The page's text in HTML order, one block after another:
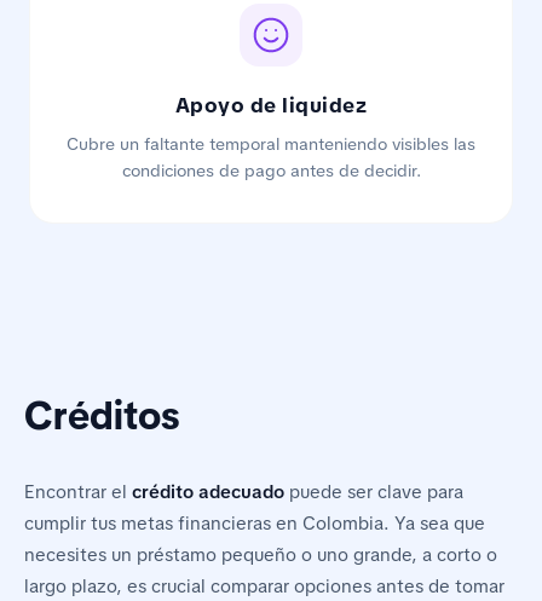
Apoyo de liquidez
Cubre un faltante temporal manteniendo visibles las
condiciones de pago antes de decidir.
Créditos
Encontrar el crédito adecuado puede ser clave para
cumplir tus metas financieras en Colombia. Ya sea que
necesites un préstamo pequeño o uno grande, a corto o
largo plazo, es crucial comparar opciones antes de tomar